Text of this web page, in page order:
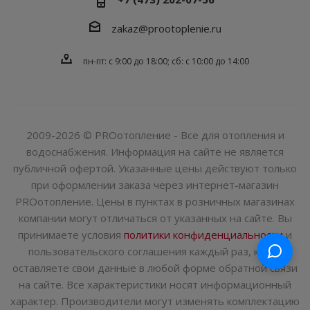
zakaz@prootoplenie.ru
пн-пт: c 9:00 до 18:00; сб: с 10:00 до 14:00
2009-2026 © PROотопление - Все для отопления и
водоснабжения. Информация на сайте не является
публичной офертой. Указанные цены действуют только
при оформлении заказа через интернет-магазин
PROотопление. Цены в пунктах в розничных магазинах
компании могут отличаться от указанных на сайте. Вы
принимаете условия политики конфиденциальностии
пользовательского соглашения каждый раз, когда
оставляете свои данные в любой форме обратной связи
на сайте. Все характеристики носят информационный
характер. Производители могут изменять комплектацию